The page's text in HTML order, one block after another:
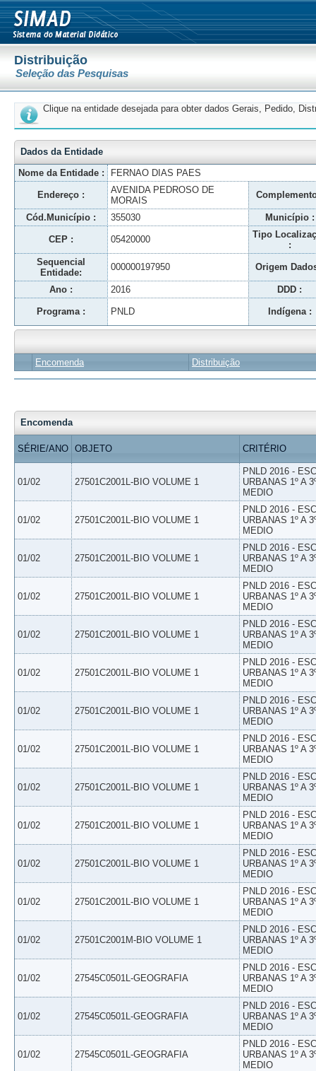
Distribuição
Seleção das Pesquisas
Clique na entidade desejada para obter dados Gerais, Pedido,
Dados da Entidade
Nome da Entidade :
FERNAO DIAS PAES
Endereço :
AVENIDA PEDROSO DE
MORAIS
Cód.Município : 355030 Município :
CEP : 05420000
Tipo
:
Sequencial
Entidade:
000000197950 Origem
Ano : 2016 DDD :
Programa : PNLD Indígena :
Encomenda Distribuição
Encomenda
SÉRIE/ANO OBJETO CRITÉRIO
01/02 27501C2001L-BIO VOLUME 1
PNLD 2016 -
URBANAS 1º A
MEDIO
01/02 27501C2001L-BIO VOLUME 1
PNLD 2016 -
URBANAS 1º A
MEDIO
01/02 27501C2001L-BIO VOLUME 1
PNLD 2016 -
URBANAS 1º A
MEDIO
01/02 27501C2001L-BIO VOLUME 1
PNLD 2016 -
URBANAS 1º A
MEDIO
01/02 27501C2001L-BIO VOLUME 1
PNLD 2016 -
URBANAS 1º A
MEDIO
01/02 27501C2001L-BIO VOLUME 1
PNLD 2016 -
URBANAS 1º A
MEDIO
01/02 27501C2001L-BIO VOLUME 1
PNLD 2016 -
URBANAS 1º A
MEDIO
01/02 27501C2001L-BIO VOLUME 1
PNLD 2016 -
URBANAS 1º A
MEDIO
01/02 27501C2001L-BIO VOLUME 1
PNLD 2016 -
URBANAS 1º A
MEDIO
01/02 27501C2001L-BIO VOLUME 1
PNLD 2016 -
URBANAS 1º A
MEDIO
01/02 27501C2001L-BIO VOLUME 1
PNLD 2016 -
URBANAS 1º A
MEDIO
01/02 27501C2001L-BIO VOLUME 1
PNLD 2016 -
URBANAS 1º A
MEDIO
01/02 27501C2001M-BIO VOLUME 1
PNLD 2016 -
URBANAS 1º A
MEDIO
01/02 27545C0501L-GEOGRAFIA
PNLD 2016 -
URBANAS 1º A
MEDIO
01/02 27545C0501L-GEOGRAFIA
PNLD 2016 -
URBANAS 1º A
MEDIO
01/02 27545C0501L-GEOGRAFIA
PNLD 2016 -
URBANAS 1º A
MEDIO